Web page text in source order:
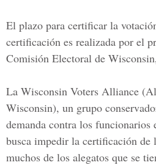
El plazo para certificar la
certificación es realizada por el
Comisión Electoral de
La Wisconsin Voters Alliance
Wisconsin), un grupo
demanda contra los funcionarios
busca impedir la certificación de
muchos de los alegatos que se